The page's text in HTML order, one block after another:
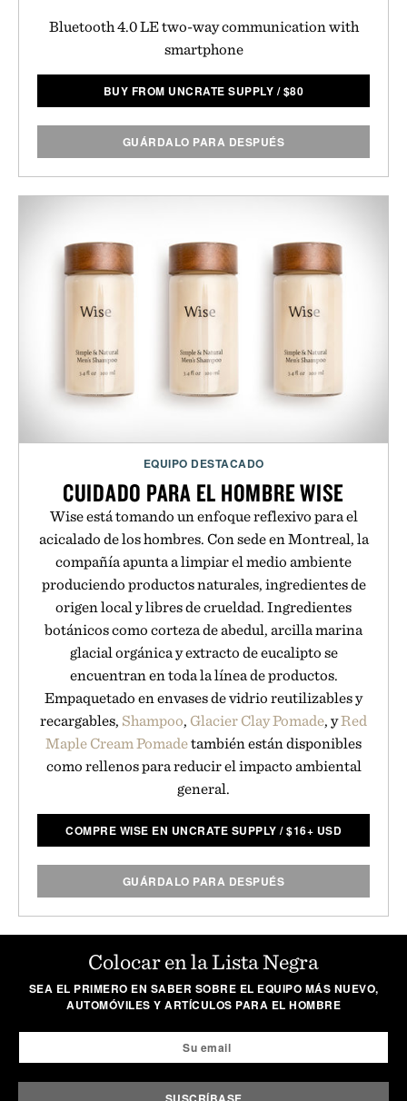
Bluetooth 4.0 LE two-way communication with
smartphone
BUY FROM UNCRATE SUPPLY /$80
GUÁRDALO PARA DESPUÉS
EQUIPO DESTACADO
CUIDADO PARA EL HOMBRE WISE
Wise está tomando un enfoque reflexivo para el
acicalado de los hombres. Con sede en Montreal, la
compañía apunta a limpiar el medio ambiente
produciendo productos naturales, ingredientes de
origen local y libres de crueldad. Ingredientes
botánicos como corteza de abedul, arcilla marina
glacial orgánica y extracto de eucalipto se
encuentran en toda la línea de productos.
Empaquetado en envases de vidrio reutilizables y
recargables, Shampoo, Glacier Clay Pomade, yRed
Maple Cream Pomadetambién están disponibles
como rellenos para reducir el impacto ambiental
general.
COMPRE WISE EN UNCRATE SUPPLY /$16+ USD
GUÁRDALO PARA DESPUÉS
Colocar en la Lista Negra
SEA EL PRIMERO EN SABER SOBRE EL EQUIPO MÁS NUEVO,
AUTOMÓVILES Y ARTÍCULOS PARA EL HOMBRE